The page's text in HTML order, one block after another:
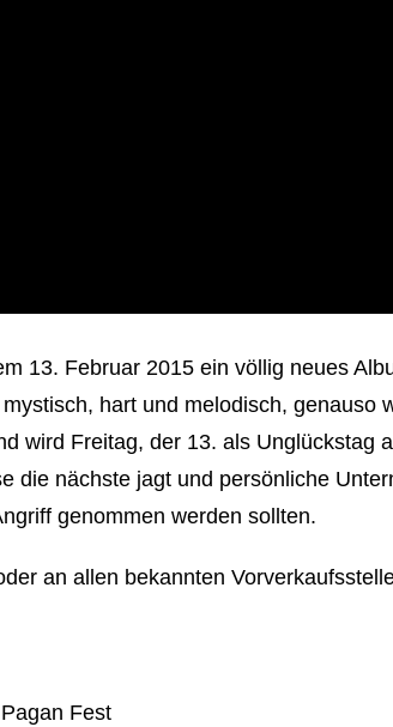
13. Februar 2015 ein völlig neues
hart und melodisch, genauso
wird Freitag, der 13. als Unglückstag
die nächste jagt und persönliche
genommen werden sollten.
an allen bekannten
Fest